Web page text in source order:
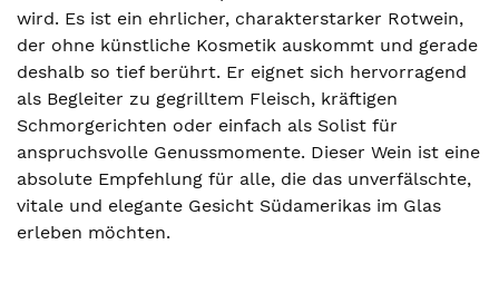
wird. Es ist ein ehrlicher, charakterstarker Rotwein,
der ohne künstliche Kosmetik auskommt und gerade
deshalb so tief berührt. Er eignet sich hervorragend
als Begleiter zu gegrilltem Fleisch, kräftigen
Schmorgerichten oder einfach als Solist für
anspruchsvolle Genussmomente. Dieser Wein ist eine
absolute Empfehlung für alle, die das unverfälschte,
vitale und elegante Gesicht Südamerikas im Glas
erleben möchten.